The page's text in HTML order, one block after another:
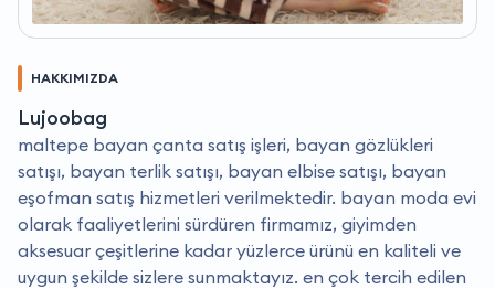
HAKKIMIZDA
Lujoobag
maltepe bayan çanta satış işleri, bayan gözlükleri
satışı, bayan terlik satışı, bayan elbise satışı, bayan
eşofman satış hizmetleri verilmektedir. bayan moda evi
olarak faaliyetlerini sürdüren firmamız, giyimden
aksesuar çeşitlerine kadar yüzlerce ürünü en kaliteli ve
uygun şekilde sizlere sunmaktayız. en çok tercih edilen